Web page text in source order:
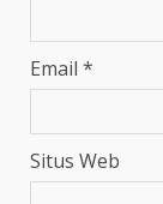
Email *
Situs Web